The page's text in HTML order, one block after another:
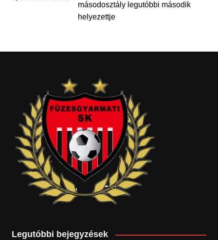
másodosztály legutóbbi második
helyezettje
Legutóbbi bejegyzések